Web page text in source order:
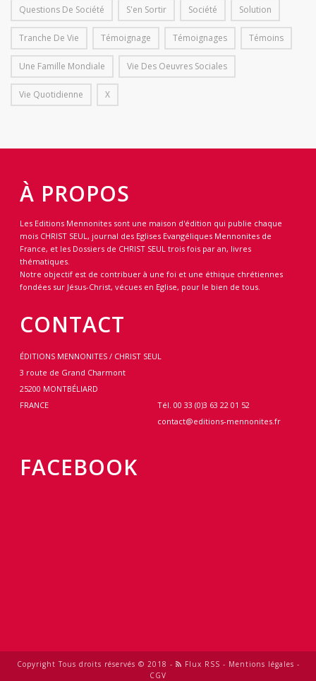
Questions De Société S'en Sortir Société Solution
Tranche De Vie Témoignage Témoignages Témoins
Une Famille Mondiale Vie Des Oeuvres Sociales
Vie Quotidienne X
À PROPOS
Les Editions Mennonites sont une maison d'édition qui publie chaque
mois CHRIST SEUL, journal des Eglises Evangéliques Mennonites de
France, et les Dossiers de CHRIST SEUL trois fois par an, livres
thématiques.
Notre objectif est de contribuer à une foi et une éthique chrétiennes
fondées sur Jésus-Christ, vécues en Eglise, pour le bien de tous.
CONTACT
ÉDITIONS MENNONITES / CHRIST SEUL
3 route de Grand Charmont
25200 MONTBÉLIARD
FRANCE
Tél. 00 33 (0)3 63 22 01 52
contact@editions-mennonites.fr
FACEBOOK
Copyright Tous droits réservés © 2018 - Flux RSS - Mentions légales -
CGV